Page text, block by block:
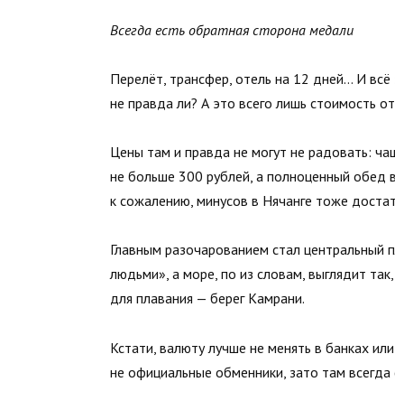
Всегда есть обратная сторона медали
Перелёт, трансфер, отель на 12 дней… И
не правда ли? А это всего лишь стоимость
Цены там и правда не могут не радовать:
не больше 300 рублей, а полноценный обед
к сожалению, минусов в Нячанге тоже
Главным разочарованием стал центральный
людьми», а море, по из словам, выглядит
для плавания — берег Камрани.
Кстати, валюту лучше не менять в банках
не официальные обменники, зато там